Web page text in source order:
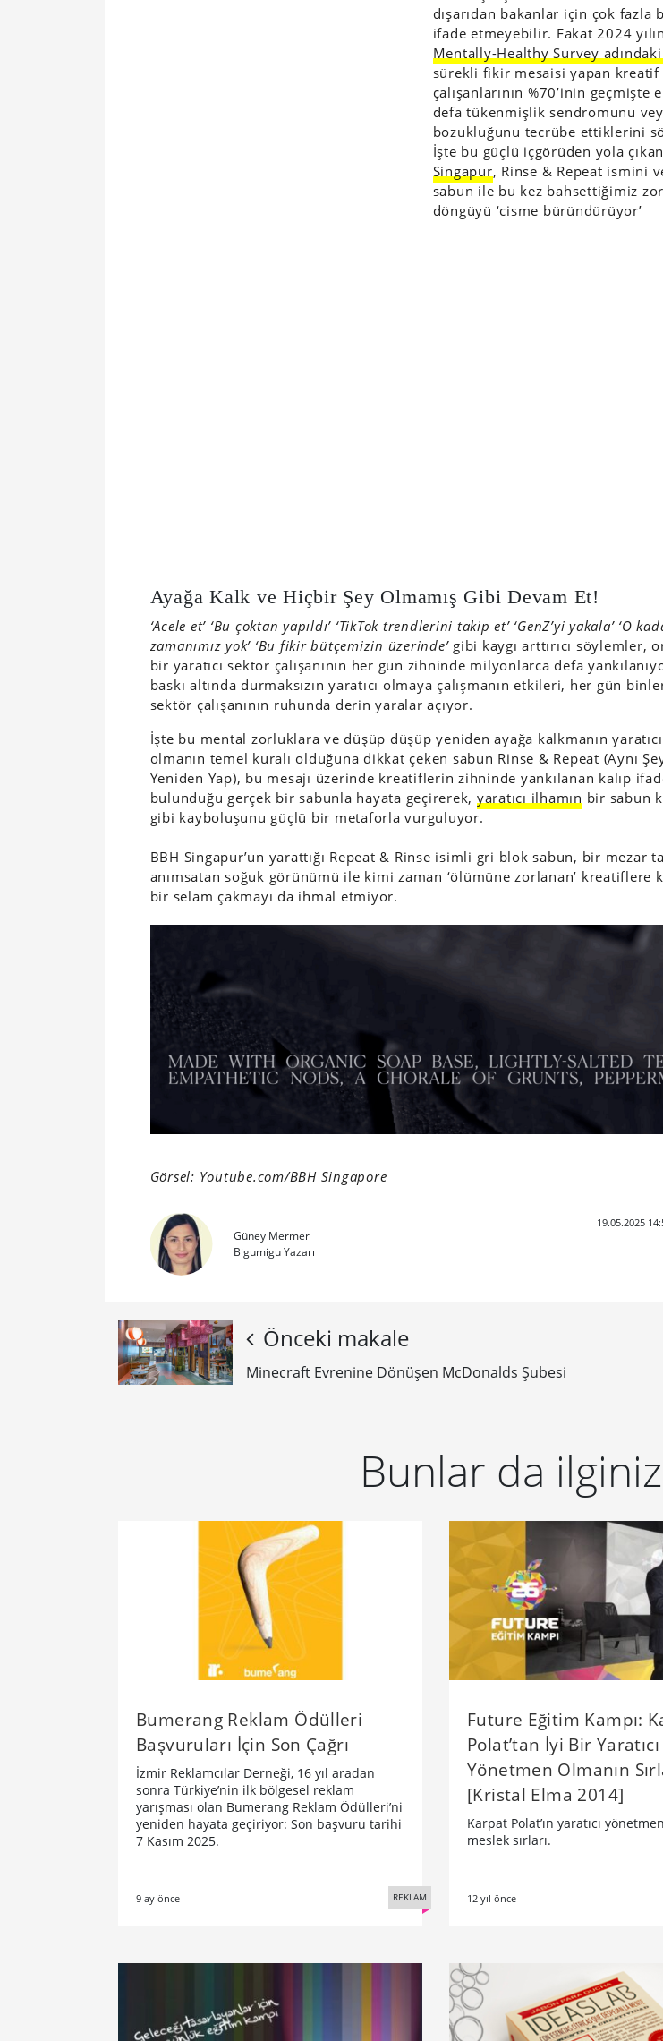
dışarıdan bakanlar için çok fazla
ifade etmeyebilir. Fakat 2024
Mentally-Healthy Survey
sürekli fikir mesaisi yapan kreatif
çalışanlarının %70’inin geçmişte
defa tükenmişlik sendromunu
bozukluğunu tecrübe ettiklerini
İşte bu güçlü içgörüden yola çıkan
Singapur, Rinse & Repeat ismini
sabun ile bu kez bahsettiğimiz
döngüyü ‘cisme büründürüyor’
Ayağa Kalk ve Hiçbir Şey Olmamış Gibi Devam Et!
‘Acele et’ ‘Bu çoktan yapıldı’ ‘TikTok trendlerini takip et’ ‘GenZ’yi yakala’ ‘O
zamanımız yok’ ‘Bu fikir bütçemizin üzerinde’ gibi kaygı arttırıcı söylemler,
bir yaratıcı sektör çalışanının her gün zihninde milyonlarca defa
baskı altında durmaksızın yaratıcı olmaya çalışmanın etkileri, her gün
sektör çalışanının ruhunda derin yaralar açıyor.
İşte bu mental zorluklara ve düşüp düşüp yeniden ayağa kalkmanın yaratıcı
olmanın temel kuralı olduğuna dikkat çeken sabun Rinse & Repeat (Aynı
Yeniden Yap), bu mesajı üzerinde kreatiflerin zihninde yankılanan kalıp
bulunduğu gerçek bir sabunla hayata geçirerek, yaratıcı ilhamın bir sabun
gibi kayboluşunu güçlü bir metaforla vurguluyor.
BBH Singapur’un yarattığı Repeat & Rinse isimli gri blok sabun, bir mezar
anımsatan soğuk görünümü ile kimi zaman ‘ölümüne zorlanan’ kreatiflere
bir selam çakmayı da ihmal etmiyor.
Görsel: Youtube.com/BBH Singapore
Güney Mermer
Bigumigu Yazarı
19.05.2025
Önceki makale
Minecraft Evrenine Dönüşen McDonalds Şubesi
Bunlar da
Bumerang Reklam Ödülleri
Başvuruları İçin Son Çağrı
İzmir Reklamcılar Derneği, 16 yıl aradan
sonra Türkiye’nin ilk bölgesel reklam
yarışması olan Bumerang Reklam Ödülleri’ni
yeniden hayata geçiriyor: Son başvuru tarihi
7 Kasım 2025.
9 ay önce REKLAM
Future Eğitim Kampı:
Polat’tan İyi Bir Yaratıcı
Yönetmen Olmanın
[Kristal Elma 2014]
Karpat Polat’ın yaratıcı
meslek sırları.
12 yıl önce